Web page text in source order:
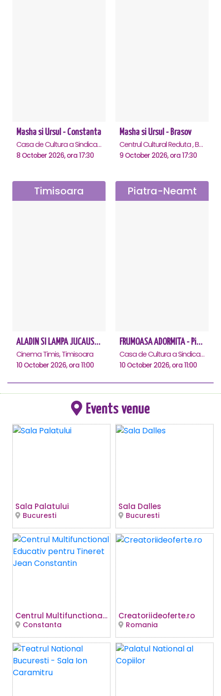
Masha si Ursul - Constanta
Casa de Cultura a Sindicatelor - Sala Mare, Constanta
8 October 2026, ora 17:30
Masha si Ursul - Brasov
Centrul Cultural Reduta , Brasov
9 October 2026, ora 17:30
Timisoara
ALADIN SI LAMPA JUCAUSA - Timisoara - ANULAT
Cinema Timis, Timisoara
10 October 2026, ora 11:00
Piatra-Neamt
FRUMOASA ADORMITA - Piatra Neamt
Casa de Cultura a Sindicatelor, Piatra-Neamt
10 October 2026, ora 11:00
Events venue
Sala Palatului
Bucuresti
Sala Dalles
Bucuresti
Centrul Multifunctional Educativ pentru Tineret Jean Constantin
Constanta
Creatoriideoferte.ro
Romania